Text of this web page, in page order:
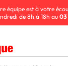
équipe est à votre
de 8h à 18h au03